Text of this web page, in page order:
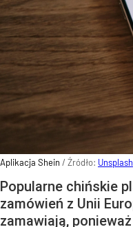
Aplikacja Shein / Źródło: Unsplash
Popularne chińskie
zamówień z Unii
zamawiają,